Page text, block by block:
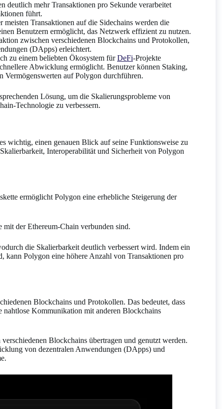
deutlich mehr Transaktionen pro Sekunde verarbeitet
führt.
meisten Transaktionen auf die Sidechains werden die
Benutzern ermöglicht, das Netzwerk effizient zu nutzen.
zwischen verschiedenen Blockchains und Protokollen,
(DApps) erleichtert.
zu einem beliebten Ökosystem fürDeFi-Projekte
Abwicklung ermöglicht. Benutzer können Staking,
Vermögenswerten auf Polygon durchführen.
Lösung, um die Skalierungsprobleme von
Technologie zu verbessern.
wichtig, einen genauen Blick auf seine Funktionsweise zu
Interoperabilität und Sicherheit von Polygon
ermöglicht Polygon eine erhebliche Steigerung der
der Ethereum-Chain verbunden sind.
die Skalierbarkeit deutlich verbessert wird. Indem ein
kann Polygon eine höhere Anzahl von Transaktionen pro
Blockchains und Protokollen. Das bedeutet, dass
Kommunikation mit anderen Blockchains
Blockchains übertragen und genutzt werden.
von dezentralen Anwendungen (DApps) und